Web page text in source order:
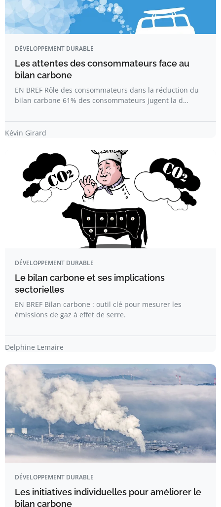
DÉVELOPPEMENT DURABLE
Les attentes des consommateurs face au
bilan carbone
EN BREF Rôle des consommateurs dans la réduction du
bilan carbone 61% des consommateurs jugent la d…
Kévin Girard
DÉVELOPPEMENT DURABLE
Le bilan carbone et ses implications
sectorielles
EN BREF Bilan carbone : outil clé pour mesurer les
émissions de gaz à effet de serre.
Delphine Lemaire
DÉVELOPPEMENT DURABLE
Les initiatives individuelles pour améliorer le
bilan carbone